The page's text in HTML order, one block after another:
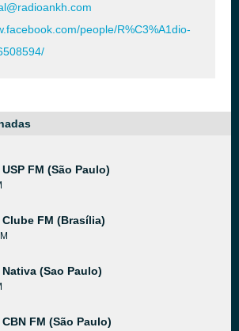
people/R%C3%A1dio-
FM (São Paulo)
Clube FM (Brasília)
(Sao Paulo)
FM (São Paulo)